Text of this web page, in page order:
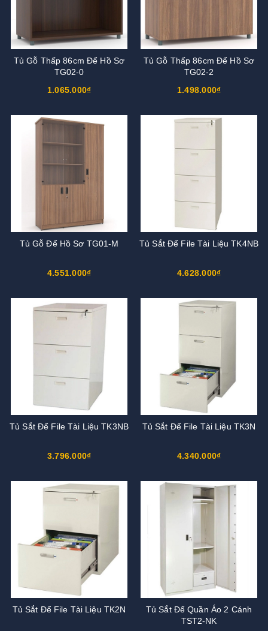
Tủ Gỗ Thấp 86cm Để Hồ Sơ
TG02-0
1.065.000₫
Tủ Gỗ Thấp 86cm Để Hồ Sơ
TG02-2
1.498.000₫
Tủ Gỗ Để Hồ Sơ TG01-M
4.551.000₫
Tủ Sắt Để File Tài Liệu TK4NB
4.628.000₫
Tủ Sắt Để File Tài Liệu TK3NB
3.796.000₫
Tủ Sắt Để File Tài Liệu TK3N
4.340.000₫
Tủ Sắt Để File Tài Liệu TK2N
Tủ Sắt Để Quần Áo 2 Cánh
TST2-NK